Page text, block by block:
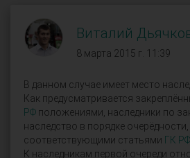
Виталий
8 марта 2015 г. 11:39
В данном случае имеет место
Как предусматривается
РФ положениями, наследники по
наследство в порядке
соответствующими статьями ГК РФ
К наследникам первой очереди